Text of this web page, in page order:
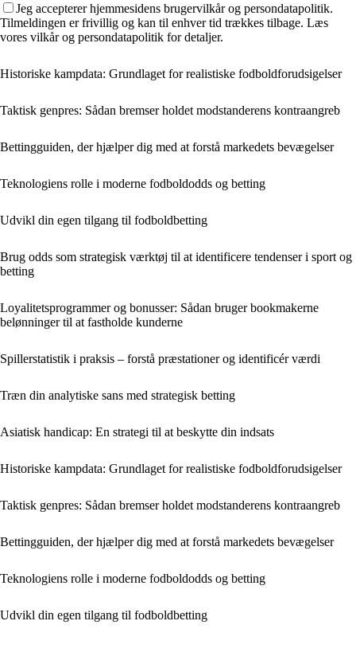
Jeg accepterer hjemmesidens brugervilkår og persondatapolitik.
Tilmeldingen er frivillig og kan til enhver tid trækkes tilbage. Læs
vores vilkår og persondatapolitik for detaljer.
Historiske kampdata: Grundlaget for realistiske fodboldforudsigelser
Taktisk genpres: Sådan bremser holdet modstanderens kontraangreb
Bettingguiden, der hjælper dig med at forstå markedets bevægelser
Teknologiens rolle i moderne fodboldodds og betting
Udvikl din egen tilgang til fodboldbetting
Brug odds som strategisk værktøj til at identificere tendenser i sport og
betting
Loyalitetsprogrammer og bonusser: Sådan bruger bookmakerne
belønninger til at fastholde kunderne
Spillerstatistik i praksis – forstå præstationer og identificér værdi
Træn din analytiske sans med strategisk betting
Asiatisk handicap: En strategi til at beskytte din indsats
Historiske kampdata: Grundlaget for realistiske fodboldforudsigelser
Taktisk genpres: Sådan bremser holdet modstanderens kontraangreb
Bettingguiden, der hjælper dig med at forstå markedets bevægelser
Teknologiens rolle i moderne fodboldodds og betting
Udvikl din egen tilgang til fodboldbetting